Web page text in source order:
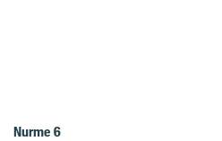
Nurme 6